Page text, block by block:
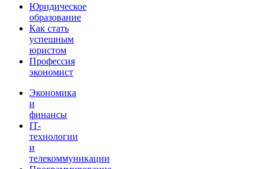
Юридическое
образование
Как стать
успешным
юристом
Профессия
экономист
Экономика
и
финансы
IT-
технологии
и
телекоммуникации